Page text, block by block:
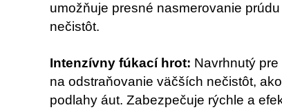
umožňuje presné nasmerovanie
nečistôt.
Intenzívny fúkací hrot: Navrhnutý
na odstraňovanie väčších nečistôt,
podlahy áut. Zabezpečuje rýchle a